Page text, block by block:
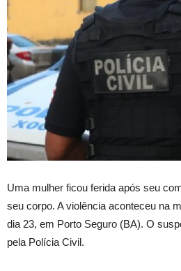
Uma mulher ficou ferida após seu
seu corpo. A violência aconteceu na
dia 23, em Porto Seguro (BA). O
pela Polícia Civil.